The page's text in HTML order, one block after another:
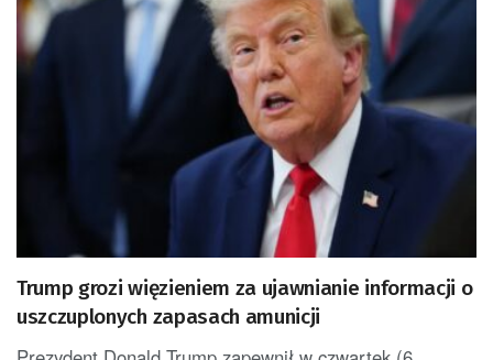
Trump grozi więzieniem za ujawnianie informacji o
uszczuplonych zapasach amunicji